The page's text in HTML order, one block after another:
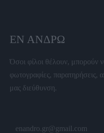
ΕΝ ΆΝΔΡΩ
Όσοι φίλοι θέλουν, μπορούν
φωτογραφίες, παρατηρήσεις,
μας διεύθυνση.
enandro.gr@gmail.com